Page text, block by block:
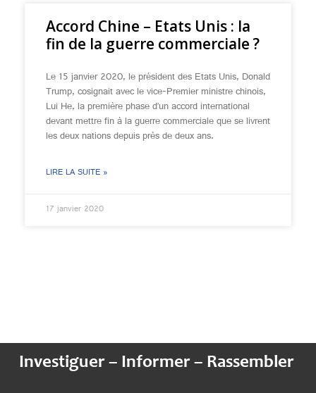
Accord Chine – Etats Unis : la
fin de la guerre commerciale ?
Le 15 janvier 2020, le président des Etats Unis, Donald
Trump, cosignait avec le vice-Premier ministre chinois,
Lui He, la première phase d’un accord international
devant mettre fin à la guerre commerciale que se livrent
les deux nations depuis près de deux ans.
LIRE LA SUITE »
17 janvier 2020
Investiguer – Informer – Rassembler